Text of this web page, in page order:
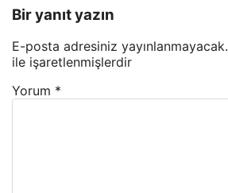
Bir yanıt yazın
E-posta adresiniz yayınlanmayacak.
ile işaretlenmişlerdir
Yorum *